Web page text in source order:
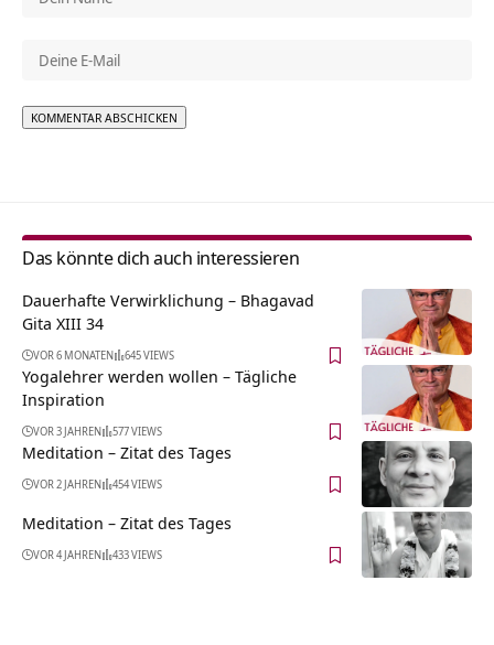
Das könnte dich auch interessieren
Dauerhafte Verwirklichung – Bhagavad
Gita XIII 34
VOR 6 MONATEN 645 VIEWS
Yogalehrer werden wollen – Tägliche
Inspiration
VOR 3 JAHREN 577 VIEWS
Meditation – Zitat des Tages
VOR 2 JAHREN 454 VIEWS
Meditation – Zitat des Tages
VOR 4 JAHREN 433 VIEWS